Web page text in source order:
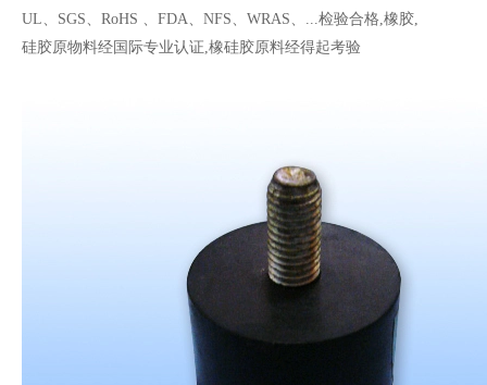
UL、SGS、RoHS 、FDA、NFS、WRAS、...检验合格,橡胶,
硅胶原物料经国际专业认证,橡硅胶原料经得起考验